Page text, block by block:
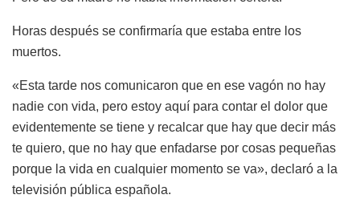
Horas después se confirmaría que estaba entre los
muertos.
«Esta tarde nos comunicaron que en ese vagón no hay
nadie con vida, pero estoy aquí para contar el dolor que
evidentemente se tiene y recalcar que hay que decir más
te quiero, que no hay que enfadarse por cosas pequeñas
porque la vida en cualquier momento se va», declaró a la
televisión pública española.